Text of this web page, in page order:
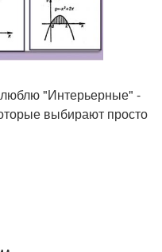
"Интерьерные" -
выбирают просто